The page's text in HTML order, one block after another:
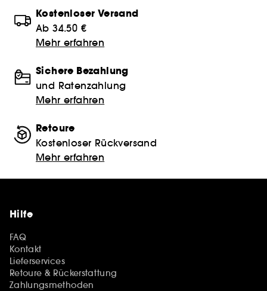
Kostenloser Versand
Ab 34.50 €
Mehr erfahren
Sichere Bezahlung
und Ratenzahlung
Mehr erfahren
Retoure
Kostenloser Rückversand
Mehr erfahren
Hilfe
FAQ
Kontakt
Lieferservices
Retoure & Rückerstattung
Zahlungsmethoden